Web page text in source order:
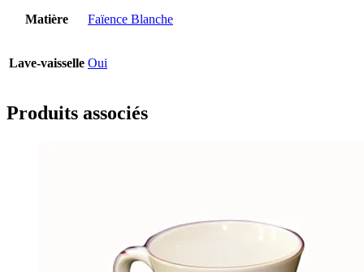
Matière Faïence Blanche
Lave-vaisselle Oui
Produits associés